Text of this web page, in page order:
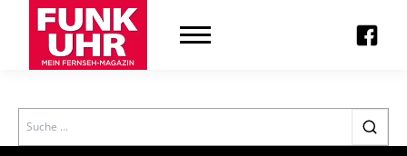
Search